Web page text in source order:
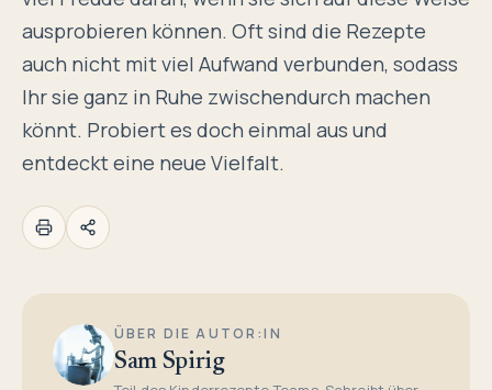
ausprobieren können. Oft sind die Rezepte
auch nicht mit viel Aufwand verbunden, sodass
Ihr sie ganz in Ruhe zwischendurch machen
könnt. Probiert es doch einmal aus und
entdeckt eine neue Vielfalt.
ÜBER DIE AUTOR:IN
Sam Spirig